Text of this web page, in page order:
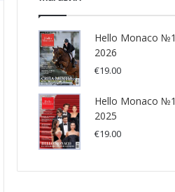
Hello Monaco
2026
€19.00
Hello Monaco
2025
€19.00